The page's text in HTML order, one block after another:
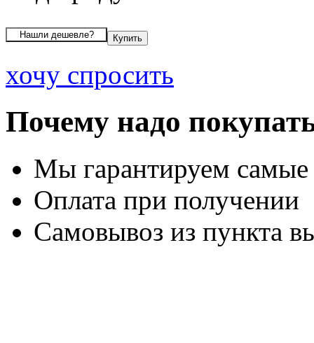
хочу спросить
Почему надо
Мы гарантируем
Оплата при получении
Самовывоз из пункта